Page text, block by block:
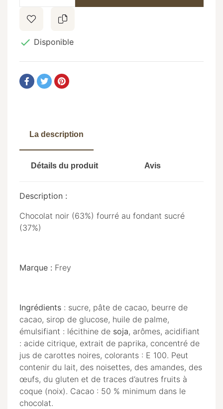
 Disponible
La description
Détails du produit Avis
Description :
Chocolat noir (63%) fourré au fondant sucré
(37%)
Marque : Frey
Ingrédients : sucre, pâte de cacao, beurre de
cacao, sirop de glucose, huile de palme,
émulsifiant : lécithine de soja, arômes, acidifiant
: acide citrique, extrait de paprika, concentré de
jus de carottes noires, colorants : E 100. Peut
contenir du lait, des noisettes, des amandes, des
œufs, du gluten et de traces d’autres fruits à
coque (noix). Cacao : 50 % minimum dans le
chocolat.